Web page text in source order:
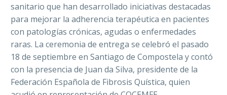
sanitario que han desarrollado iniciativas destacadas
para mejorar la adherencia terapéutica en pacientes
con patologías crónicas, agudas o enfermedades
raras. La ceremonia de entrega se celebró el pasado
18 de septiembre en Santiago de Compostela y contó
con la presencia de Juan da Silva, presidente de la
Federación Española de Fibrosis Quística, quien